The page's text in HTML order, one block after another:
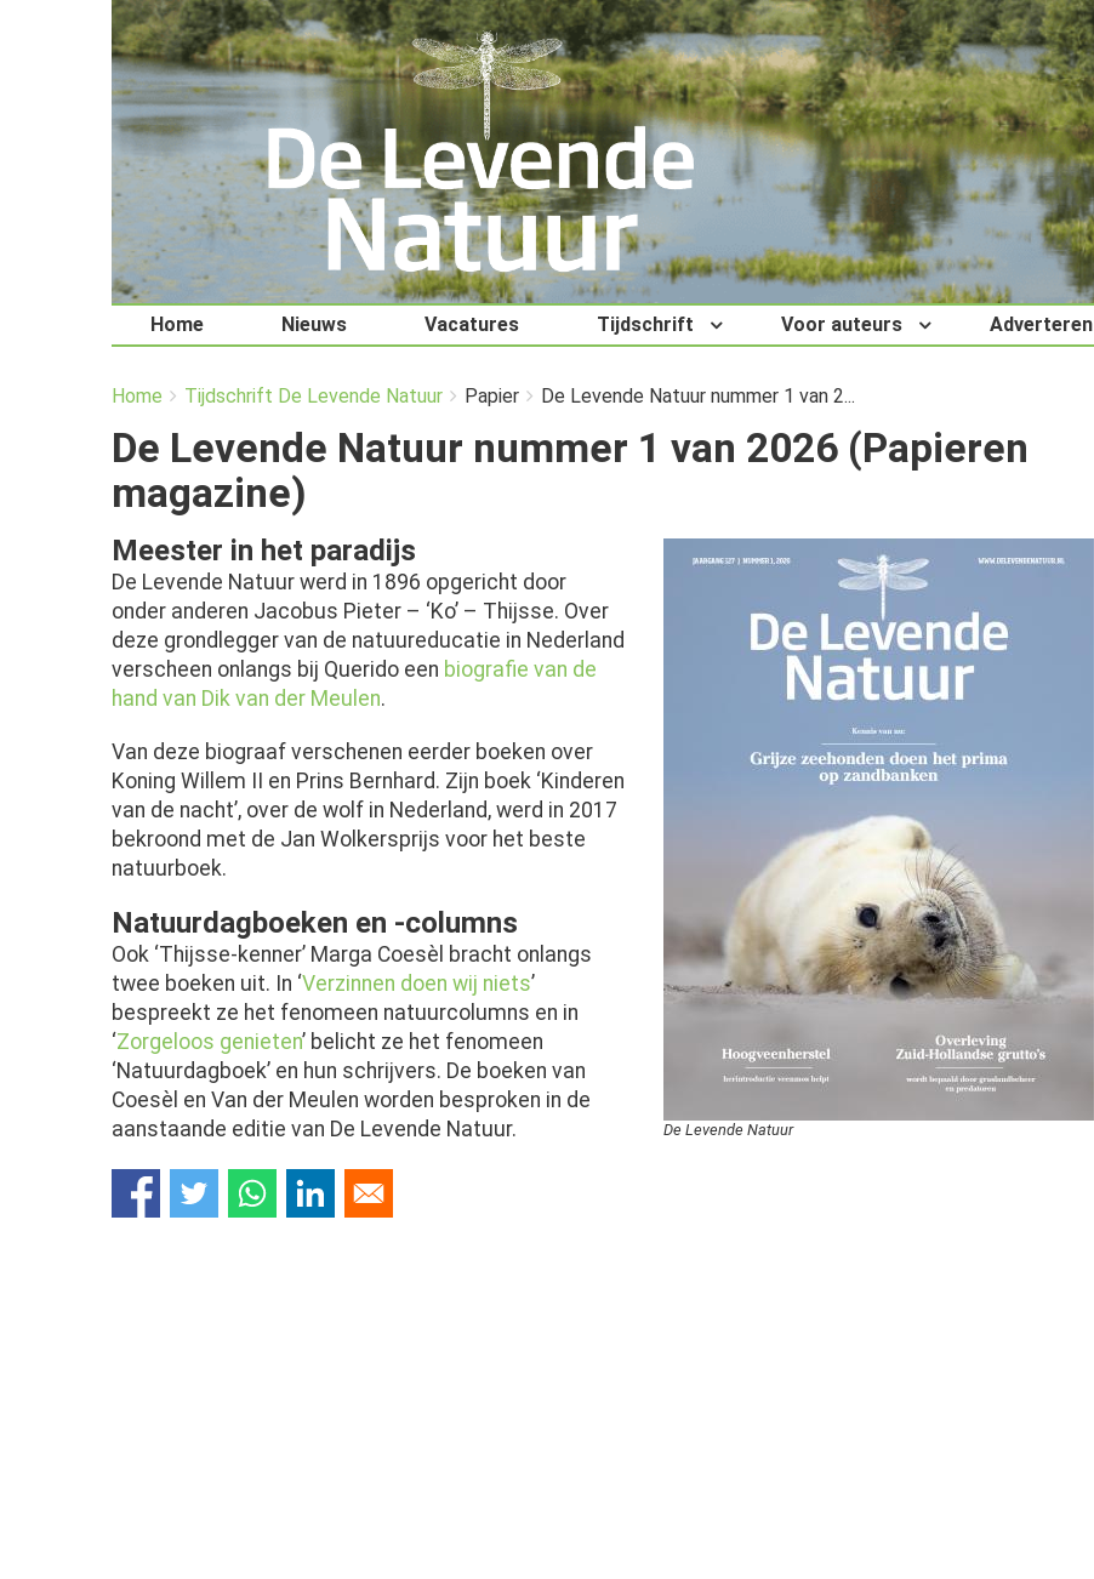
Home Nieuws Vacatures Tijdschrift Voor auteurs Adverteren
Breadcrumbs
You
here:
Home Tijdschrift De Levende Natuur Papier De Levende Natuur nummer 1 van 2...
De Levende Natuur nummer 1 van 2026 (Papieren
magazine)
De Levende Natuur
Meester in het paradijs
De Levende Natuur werd in 1896 opgericht door
onder anderen Jacobus Pieter – ‘Ko’ – Thijsse. Over
deze grondlegger van de natuureducatie in Nederland
verscheen onlangs bij Querido een biografie van de
hand van Dik van der Meulen.
Van deze biograaf verschenen eerder boeken over
Koning Willem II en Prins Bernhard. Zijn boek ‘Kinderen
van de nacht’, over de wolf in Nederland, werd in 2017
bekroond met de Jan Wolkersprijs voor het beste
natuurboek.
Natuurdagboeken en -columns
Ook ‘Thijsse-kenner’ Marga Coesèl bracht onlangs
twee boeken uit. In ‘Verzinnen doen wij niets’
bespreekt ze het fenomeen natuurcolumns en in
‘Zorgeloos genieten’ belicht ze het fenomeen
‘Natuurdagboek’ en hun schrijvers. De boeken van
Coesèl en Van der Meulen worden besproken in de
aanstaande editie van De Levende Natuur.